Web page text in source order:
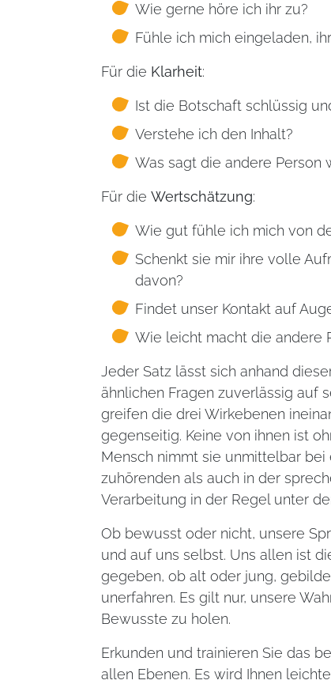
Wie gerne höre ich ihr zu?
Fühle ich mich eingeladen,
Für die Klarheit:
Ist die Botschaft schlüssig
Verstehe ich den Inhalt?
Was sagt die andere Person
Für die Wertschätzung:
Wie gut fühle ich mich von
Schenkt sie mir ihre volle
davon?
Findet unser Kontakt auf
Wie leicht macht die andere
Jeder Satz lässt sich anhand
ähnlichen Fragen zuverlässig auf
greifen die drei Wirkebenen
gegenseitig. Keine von ihnen ist
Mensch nimmt sie unmittelbar
zuhörenden als auch in der
Verarbeitung in der Regel unter
Ob bewusst oder nicht, unsere
und auf uns selbst. Uns allen ist
gegeben, ob alt oder jung,
unerfahren. Es gilt nur, unsere
Bewusste zu holen.
Erkunden und trainieren Sie das
allen Ebenen. Es wird Ihnen